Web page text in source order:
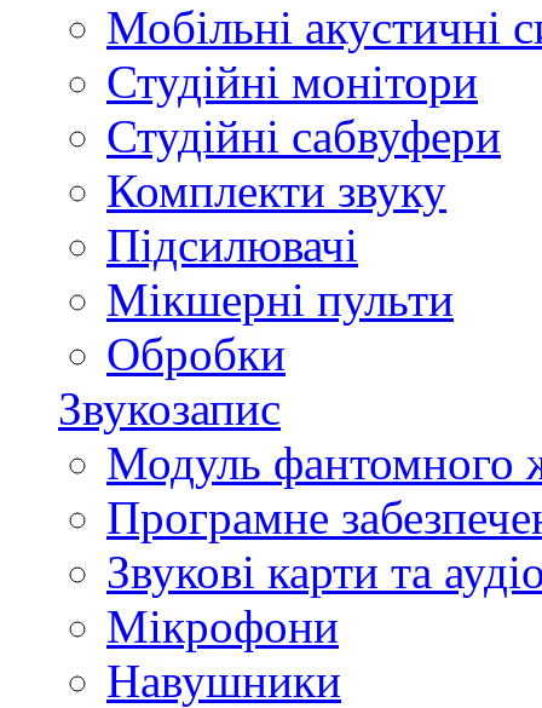
Мобільні акустичні
Студійні монітори
Студійні сабвуфери
Комплекти звуку
Підсилювачі
Мікшерні пульти
Обробки
Звукозапис
Модуль фантомного
Програмне
Звукові карти та
Мікрофони
Навушники